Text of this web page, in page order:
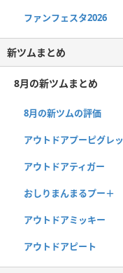
ファンフェスタ2026
新ツムまとめ
8月の新ツムまとめ
8月の新ツムの評価
アウトドアプーピグレ
アウトドアティガー
おしりまんまるプー＋
アウトドアミッキー
アウトドアピート